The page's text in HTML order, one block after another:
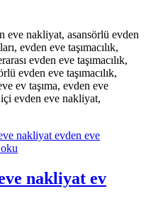
nakliyat, asansörlü evden
evden eve taşımacılık,
evden eve taşımacılık,
evden eve taşımacılık,
ev taşıma, evden eve
içi evden eve nakliyat,
nakliyat evden eve
oku
nakliyat ev